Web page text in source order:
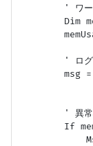
' ワー
Dim
' ログ
msg
' 異常
If